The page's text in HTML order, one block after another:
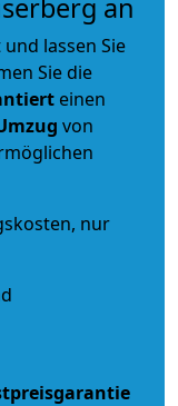
an
lassen Sie
Sie die
einen
von
nur